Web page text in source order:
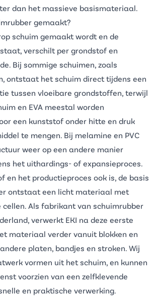
dan het massieve basismateriaal.
gemaakt?
schuim gemaakt wordt en de
verschilt per grondstof en
Bij sommige schuimen, zoals
, ontstaat het schuim direct tijdens een
tussen vloeibare grondstoffen, terwijl
en EVA meestal worden
een kunststof onder hitte en druk
te mengen. Bij melamine en PVC
weer op een andere manier
het uithardings- of expansieproces.
en het productieproces ook is, de basis
ontstaat een licht materiaal met
cellen. Als fabrikant van schuimrubber
verwerkt EKI na deze eerste
materiaal verder vanuit blokken en
platen, bandjes en stroken. Wij
vormen uit het schuim, en kunnen
voorzien van een zelfklevende
en praktische verwerking.